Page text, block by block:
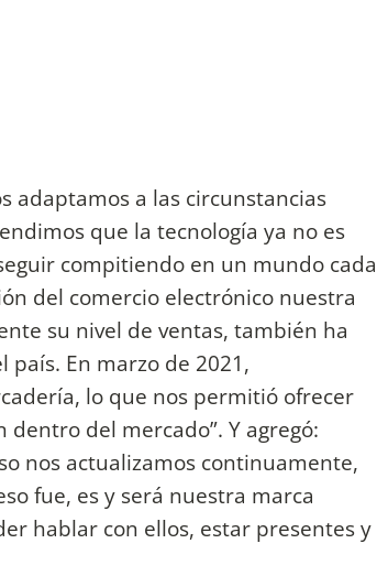
adaptamos a las circunstancias
que la tecnología ya no es
compitiendo en un mundo cada
del comercio electrónico nuestra
su nivel de ventas, también ha
país. En marzo de 2021,
lo que nos permitió ofrecer
del mercado”. Y agregó:
nos actualizamos continuamente,
fue, es y será nuestra marca
hablar con ellos, estar presentes y